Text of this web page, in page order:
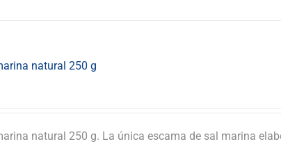
natural 250 g
natural 250 g. La única escama de sal marina